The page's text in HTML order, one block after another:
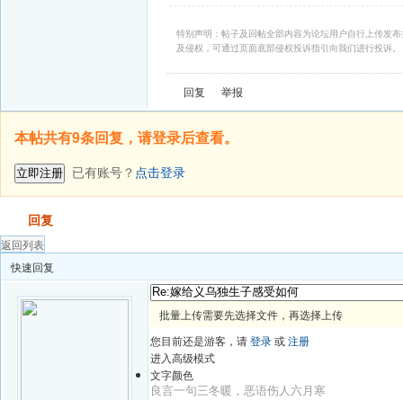
特别声明：帖子及回帖全部内容为论坛用户自行上传发
及侵权，可通过页面底部侵权投诉指引向我们进行投诉。
回复 举报
本帖共有9条回复，请登录后查看。
立即注册 已有账号？ 点击登录
回复
返回列表
快速回复
批量上传需要先选择文件，再选择上传
您目前还是游客，请登录或注册
进入高级模式
文字颜色